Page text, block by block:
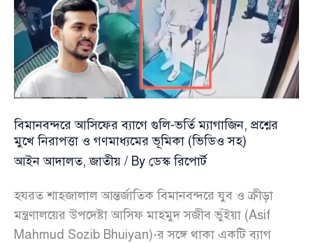
বিমানবন্দরে আসিফের ব্যাগে গুলি-ভর্তি ম্যাগাজিন, প্রশ্নের
মুখে নিরাপত্তা ও গণমাধ্যমের ভূমিকা (ভিডিও সহ)
আইন আদালত,জাতীয় / By ডেস্ক রিপোর্ট
হযরত শাহজালাল আন্তর্জাতিক বিমানবন্দরে যুব ও ক্রীড়া
মন্ত্রণালয়ের উপদেষ্টা আসিফ মাহমুদ সজীব ভুঁইয়া (Asif
Mahmud Sozib Bhuiyan)-র সঙ্গে থাকা একটি ব্যাগ